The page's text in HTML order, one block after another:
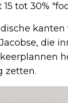
tot 30%
kanten
die
zetten.